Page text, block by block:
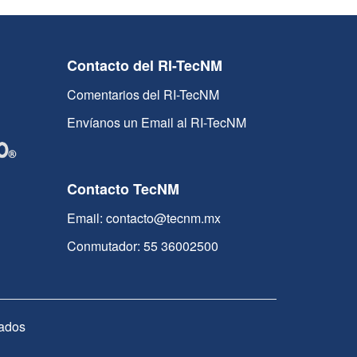
Contacto del RI-TecNM
Comentarios del RI-TecNM
Envíanos un Email al RI-TecNM
Contacto TecNM
Email: contacto@tecnm.mx
Conmutador: 55 36002500